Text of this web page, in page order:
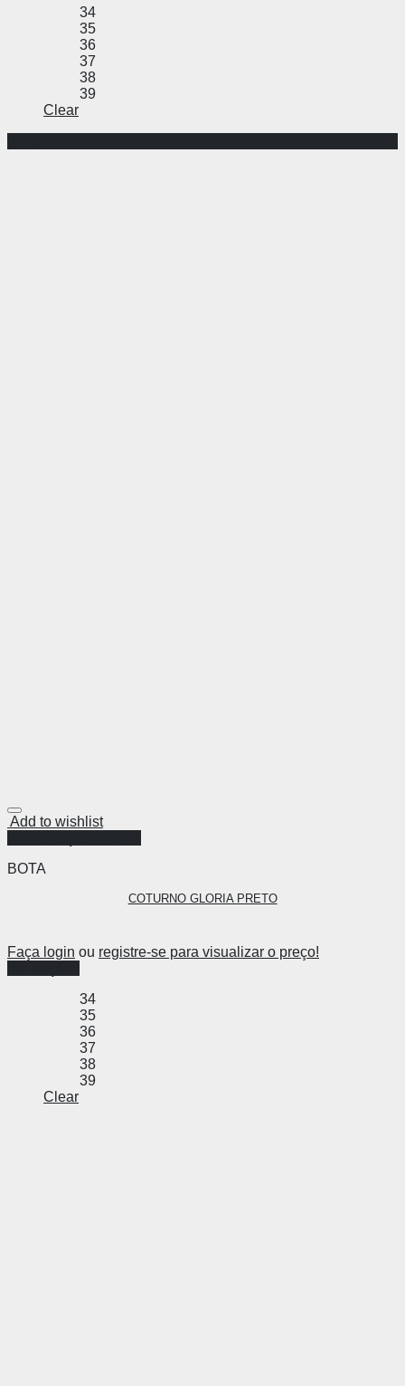
34
35
36
37
38
39
Clear
Add to wishlist
BOTA
COTURNO GLORIA PRETO
Faça login ou registre-se para visualizar o preço!
34
35
36
37
38
39
Clear